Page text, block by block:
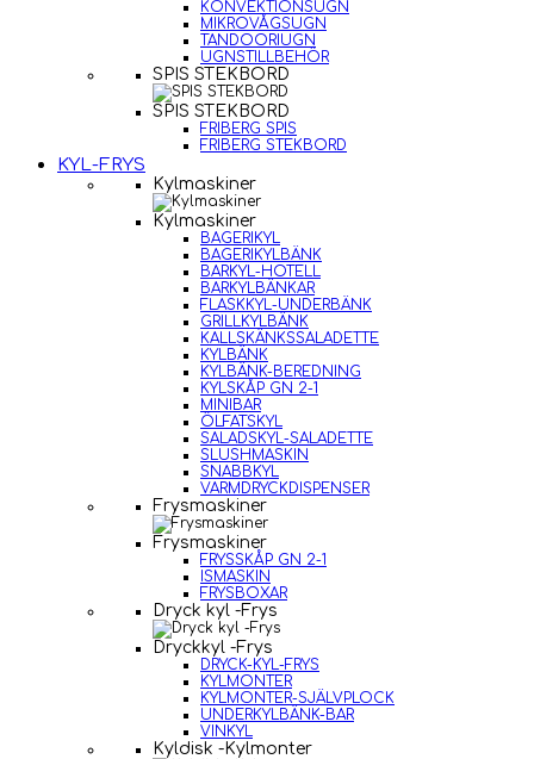
KONVEKTIONSUGN
MIKROVÅGSUGN
TANDOORIUGN
UGNSTILLBEHÖR
SPIS STEKBORD
SPIS STEKBORD
FRIBERG SPIS
FRIBERG STEKBORD
KYL-FRYS
Kylmaskiner
Kylmaskiner
BAGERIKYL
BAGERIKYLBÄNK
BARKYL-HOTELL
BARKYLBÄNKAR
FLASKKYL-UNDERBÄNK
GRILLKYLBÄNK
KALLSKÄNKSSALADETTE
KYLBÄNK
KYLBÄNK-BEREDNING
KYLSKÅP GN 2-1
MINIBAR
ÖLFATSKYL
SALADSKYL-SALADETTE
SLUSHMASKIN
SNABBKYL
VARMDRYCKDISPENSER
Frysmaskiner
Frysmaskiner
FRYSSKÅP GN 2-1
ISMASKIN
FRYSBOXAR
Dryck kyl -Frys
Dryckkyl -Frys
DRYCK-KYL-FRYS
KYLMONTER
KYLMONTER-SJÄLVPLOCK
UNDERKYLBÄNK-BAR
VINKYL
Kyldisk -Kylmonter